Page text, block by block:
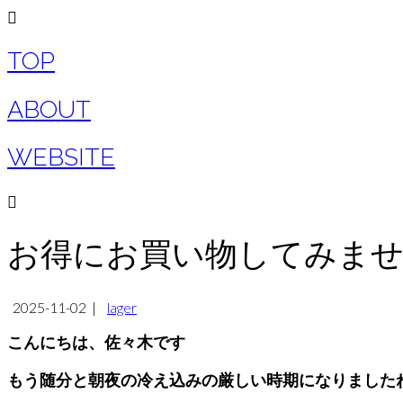
TOP
ABOUT
WEBSITE
お得にお買い物してみま
2025-11-02 | lager
こんにちは、佐々木です
もう随分と朝夜の冷え込みの厳しい時期になりました